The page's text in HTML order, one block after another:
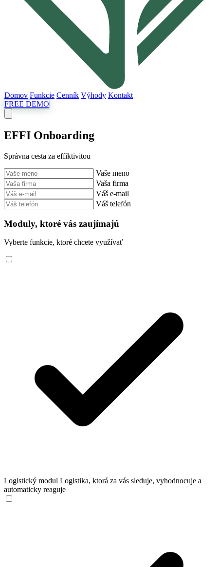
Domov Funkcie Cenník Výhody Kontakt
FREE DEMO
EFFI Onboarding
Správna cesta za effiktivitou
Vaše meno
Vaša firma
Váš e-mail
Váš telefón
Moduly, ktoré vás zaujímajú
Vyberte funkcie, ktoré chcete využívať
Logistický modul Logistika, ktorá za vás sleduje, vyhodnocuje a
automaticky reaguje